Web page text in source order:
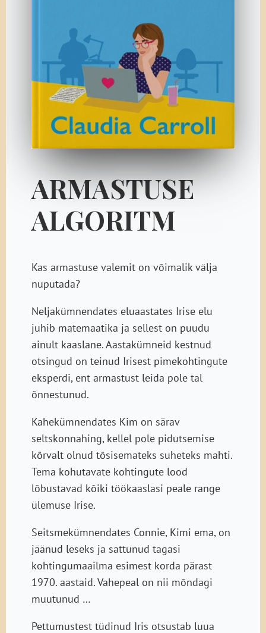
ARMASTUSE
ALGORITM
Kas armastuse valemit on võimalik välja
nuputada?
Neljakümnendates eluaastates Irise elu
juhib matemaatika ja sellest on puudu
ainult kaaslane. Aastakümneid kestnud
otsingud on teinud Irisest pimekohtingute
eksperdi, ent armastust leida pole tal
õnnestunud.
Kahekümnendates Kim on särav
seltskonnahing, kellel pole pidutsemise
kõrvalt olnud tõsisemateks suheteks mahti.
Tema kohutavate kohtingute lood
lõbustavad kõiki töökaaslasi peale range
ülemuse Irise.
Seitsmekümnendates Connie, Kimi ema, on
jäänud leseks ja sattunud tagasi
kohtingumaailma esimest korda pärast
1970. aastaid. Vahepeal on nii mõndagi
muutunud …
Pettumustest tüdinud Iris otsustab luua